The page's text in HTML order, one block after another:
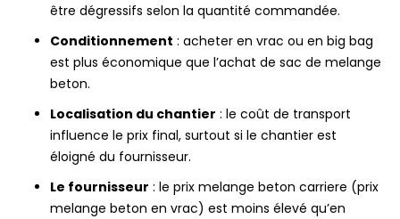
être dégressifs selon la quantité commandée.
Conditionnement : acheter en vrac ou en big bag
est plus économique que l’achat de sac de melange
beton.
Localisation du chantier : le coût de transport
influence le prix final, surtout si le chantier est
éloigné du fournisseur.
Le fournisseur : le prix melange beton carriere (prix
melange beton en vrac) est moins élevé qu’en